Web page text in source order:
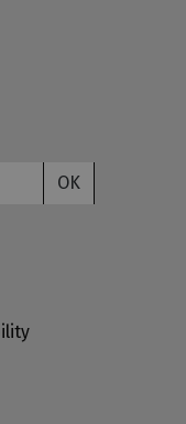
OK